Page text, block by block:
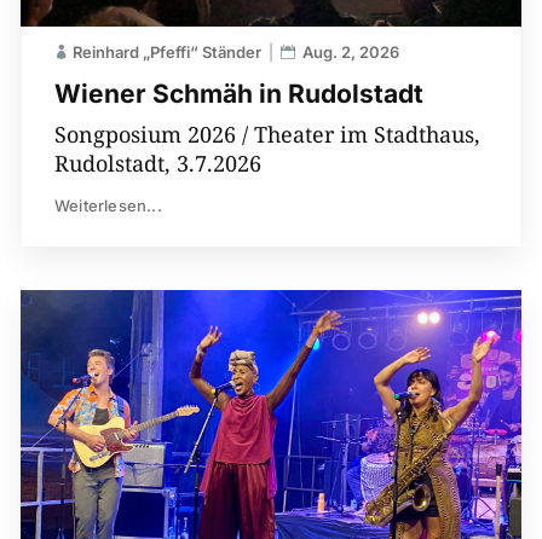
Wiener Schmäh in Rudolstadt
Reinhard „Pfeffi“ Ständer Aug. 2, 2026
Songposium 2026 / Theater im Stadthaus,
Rudolstadt, 3.7.2026
Weiterlesen...